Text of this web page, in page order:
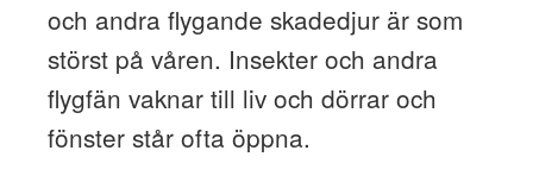
och andra flygande skadedjur är som
störst på våren. Insekter och andra
flygfän vaknar till liv och dörrar och
fönster står ofta öppna.